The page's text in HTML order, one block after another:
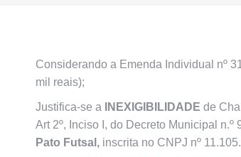
Considerando a Emenda Individual nº
mil reais);
Justifica-se a INEXIGIBILIDADE de
Art 2º, Inciso I, do Decreto Municipal
Pato Futsal, inscrita no CNPJ nº